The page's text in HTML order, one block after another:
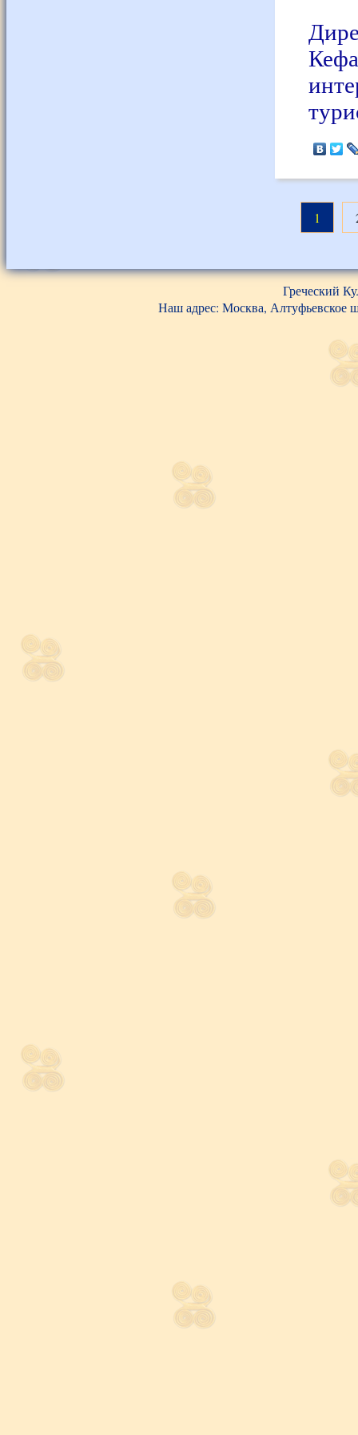
1
Греческий
Наш адрес: Москва, Алтуфьевское